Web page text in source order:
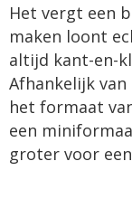
Het vergt een
maken loont
altijd kant-en-
Afhankelijk
het formaat
een
groter voor